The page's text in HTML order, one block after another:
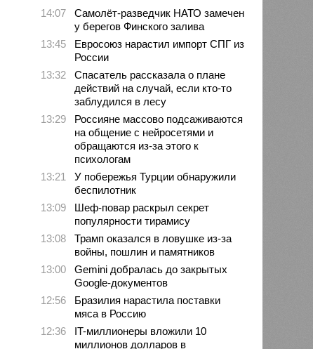
14:07
Самолёт-разведчик НАТО замечен
у берегов Финского залива
13:45
Евросоюз нарастил импорт СПГ из
России
13:32
Спасатель рассказала о плане
действий на случай, если кто-то
заблудился в лесу
13:29
Россияне массово подсаживаются
на общение с нейросетями и
обращаются из-за этого к
психологам
13:21
У побережья Турции обнаружили
беспилотник
13:09
Шеф-повар раскрыл секрет
популярности тирамису
13:08
Трамп оказался в ловушке из-за
войны, пошлин и памятников
13:00
Gemini добралась до закрытых
Google-документов
12:56
Бразилия нарастила поставки
мяса в Россию
12:36
IT-миллионеры вложили 10
миллионов долларов в